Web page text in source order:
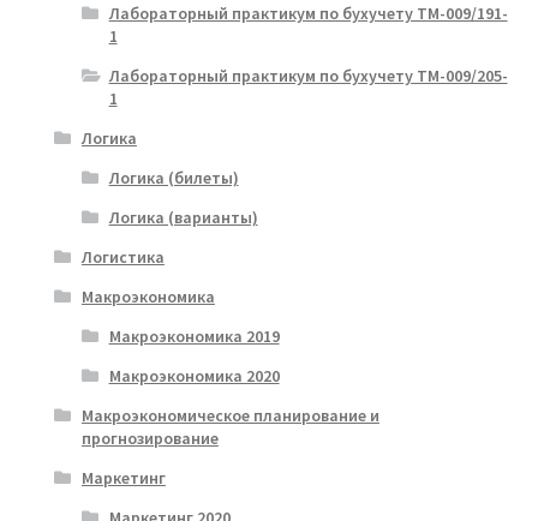
Лабораторный практикум по бухучету ТМ-009/191-
1
Лабораторный практикум по бухучету ТМ-009/205-
1
Логика
Логика (билеты)
Логика (варианты)
Логистика
Макроэкономика
Макроэкономика 2019
Макроэкономика 2020
Макроэкономическое планирование и
прогнозирование
Маркетинг